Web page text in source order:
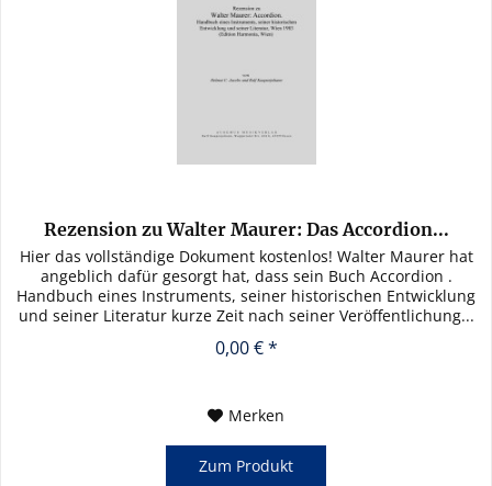
Rezension zu Walter Maurer: Das Accordion...
Hier das vollständige Dokument kostenlos! Walter Maurer hat
angeblich dafür gesorgt hat, dass sein Buch Accordion .
Handbuch eines Instruments, seiner historischen Entwicklung
und seiner Literatur kurze Zeit nach seiner Veröffentlichung...
0,00 € *
Merken
Zum Produkt